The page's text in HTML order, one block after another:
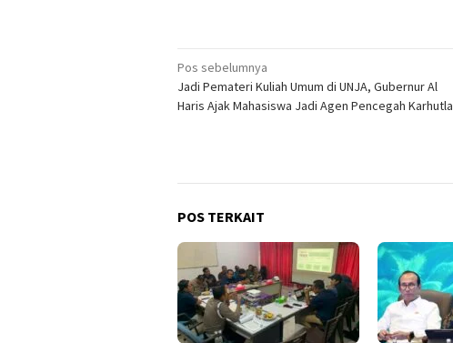
Navigasi
pos
Pos sebelumnya
Jadi Pemateri Kuliah Umum di UNJA, Gubernur Al
Haris Ajak Mahasiswa Jadi Agen Pencegah Karhutla
POS TERKAIT